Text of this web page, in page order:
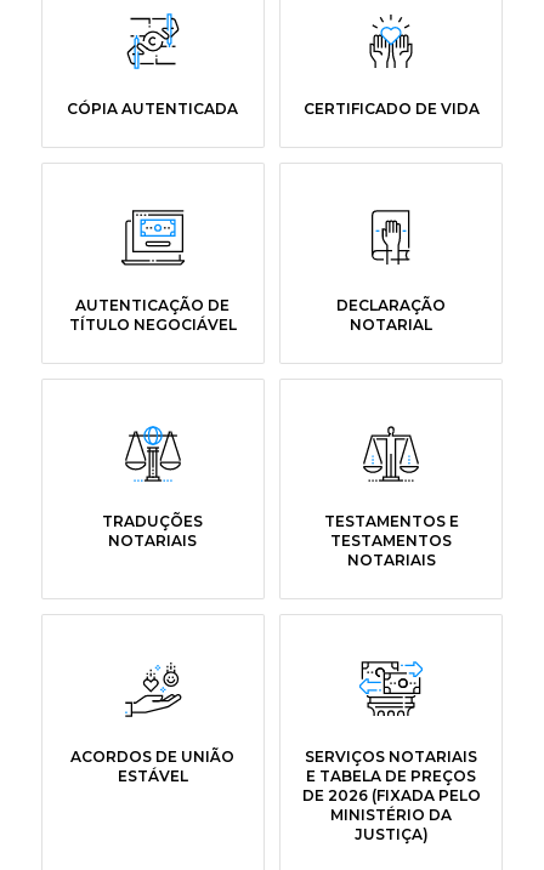
CÓPIA AUTENTICADA CERTIFICADO DE VIDA
AUTENTICAÇÃO DE
TÍTULO NEGOCIÁVEL
DECLARAÇÃO
NOTARIAL
TRADUÇÕES
NOTARIAIS
TESTAMENTOS E
TESTAMENTOS
NOTARIAIS
ACORDOS DE UNIÃO
ESTÁVEL
SERVIÇOS NOTARIAIS
E TABELA DE PREÇOS
DE 2026 (FIXADA PELO
MINISTÉRIO DA
JUSTIÇA)